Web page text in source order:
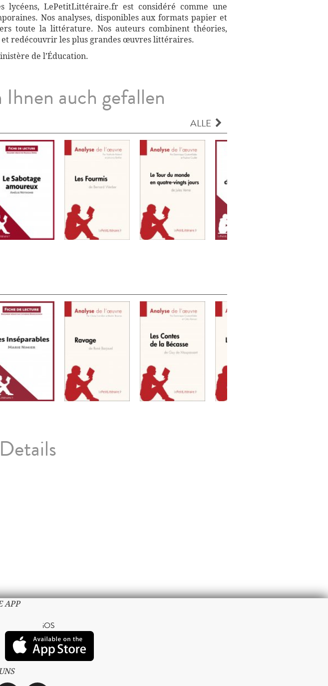
LePetitLittéraire.fr est considéré comme une
Nos analyses, disponibles aux formats papier et
toute la littérature. Nos auteurs combinent théories,
redécouvrir les plus grandes œuvres littéraires.
de l’Éducation.
auch gefallen
ALLE
APP
iOS